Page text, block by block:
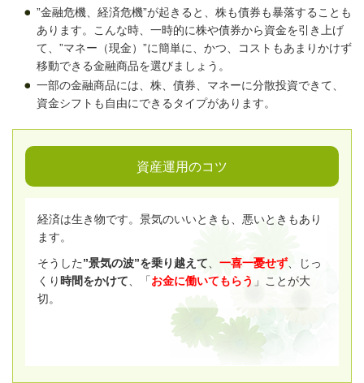
”金融危機、経済危機”が起きると、株も債券も暴落することも
あります。こんな時、一時的に株や債券から資金を引き上げ
て、”マネー（現金）”に簡単に、かつ、コストもあまりかけず
移動できる金融商品を選びましょう。
一部の金融商品には、株、債券、マネーに分散投資できて、
資金シフトも自由にできるタイプがあります。
資産運用のコツ
経済は生き物です。景気のいいときも、悪いときもあり
ます。
そうした”景気の波”を乗り越えて 一喜一憂せず
じっ
くり 時間をかけて 、「お金に働いてもらう 」ことが大
切。